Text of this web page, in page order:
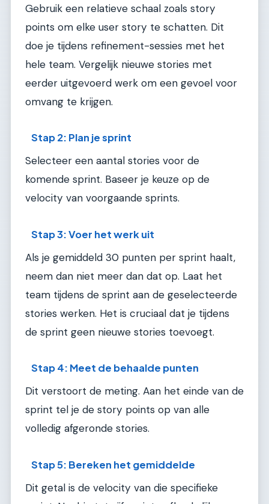
Gebruik een relatieve schaal zoals story
points om elke user story te schatten. Dit
doe je tijdens refinement-sessies met het
hele team. Vergelijk nieuwe stories met
eerder uitgevoerd werk om een gevoel voor
omvang te krijgen.
Stap 2: Plan je sprint
Selecteer een aantal stories voor de
komende sprint. Baseer je keuze op de
velocity van voorgaande sprints.
Stap 3: Voer het werk uit
Als je gemiddeld 30 punten per sprint haalt,
neem dan niet meer dan dat op. Laat het
team tijdens de sprint aan de geselecteerde
stories werken. Het is cruciaal dat je tijdens
de sprint geen nieuwe stories toevoegt.
Stap 4: Meet de behaalde punten
Dit verstoort de meting. Aan het einde van de
sprint tel je de story points op van alle
volledig afgeronde stories.
Stap 5: Bereken het gemiddelde
Dit getal is de velocity van die specifieke